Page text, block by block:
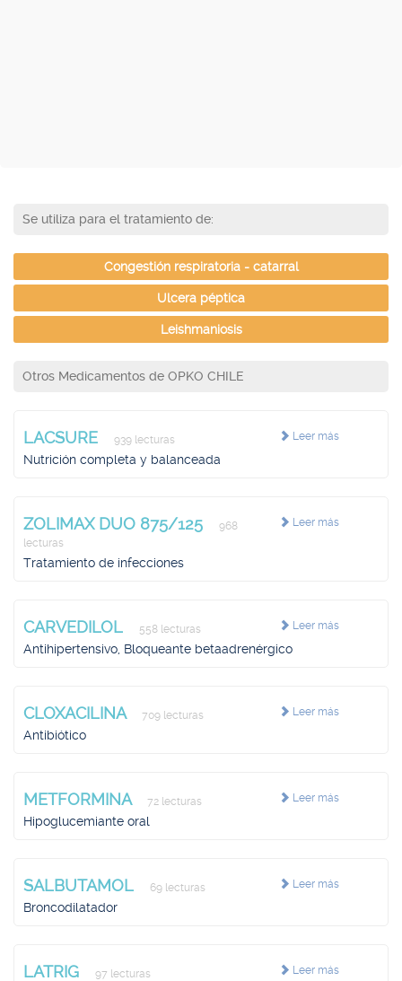
Se utiliza para el tratamiento de:
Congestión respiratoria - catarral
Ulcera péptica
Leishmaniosis
Otros Medicamentos de OPKO CHILE
Leer más
LACSURE 939 lecturas
Nutrición completa y balanceada
Leer más
ZOLIMAX DUO 875/125
968
lecturas
Tratamiento de infecciones
Leer más
CARVEDILOL 558 lecturas
Antihipertensivo, Bloqueante betaadrenérgico
Leer más
CLOXACILINA 709 lecturas
Antibiótico
Leer más
METFORMINA 72 lecturas
Hipoglucemiante oral
Leer más
SALBUTAMOL 69 lecturas
Broncodilatador
Leer más
LATRIG 97 lecturas